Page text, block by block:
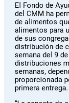
El Fondo de
del CMM ha
de alimentos
alimentos para
de sus
distribución de
semana del 9
distribuciones
semanas,
proporcionada
primera entrega.